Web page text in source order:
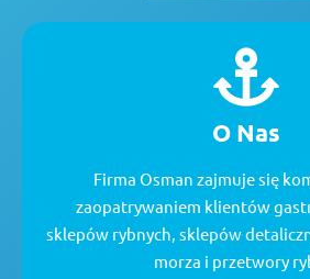
O Nas
Firma Osman zajmuje się
zaopatrywaniem klientów
sklepów rybnych, sklepów
morza i przetwory